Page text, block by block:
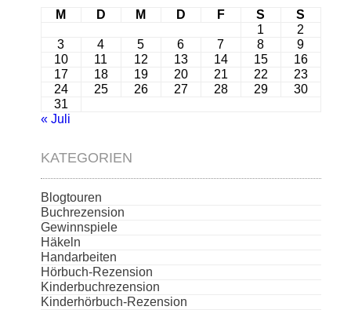
M
D M D F S
S
1
2
3
4 5 6 7 8
9
10
11 12 13 14 15
16
17
18 19 20 21 22
23
24
25 26 27 28 29
30
31
« Juli
KATEGORIEN
Blogtouren
Buchrezension
Gewinnspiele
Häkeln
Handarbeiten
Hörbuch-Rezension
Kinderbuchrezension
Kinderhörbuch-Rezension